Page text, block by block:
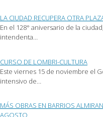
ventana
nueva)
LA CIUDAD RECUPERA OTRA
En el 128° aniversario de la
intendenta…
CURSO DE LOMBRI-CULTURA
Este viernes 15 de noviembre el
intensivo de…
MÁS OBRAS EN BARRIOS
AGOSTO